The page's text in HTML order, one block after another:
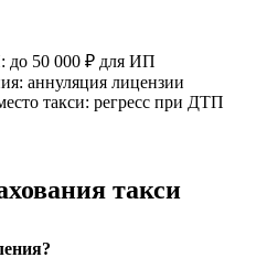
до 50 000 ₽ для ИП
аннуляция лицензии
такси: регресс при ДТП
такси